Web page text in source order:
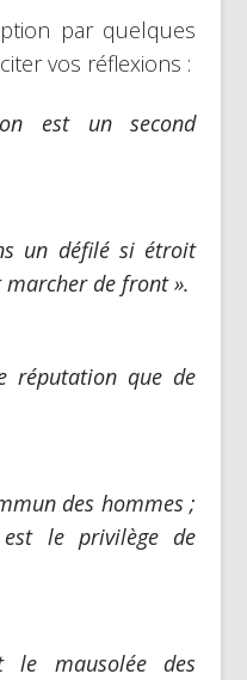
par quelques
vos réflexions :
est un second
un défilé si étroit
marcher de front ».
réputation que de
des hommes ;
le privilège de
mausolée des